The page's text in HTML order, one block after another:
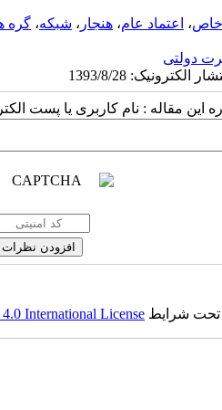
خاص، اعتماد عام، هنجار ، شبکه، گره
دولتی
این مقاله : نام کاربری یا پست
تحت شرایط International License